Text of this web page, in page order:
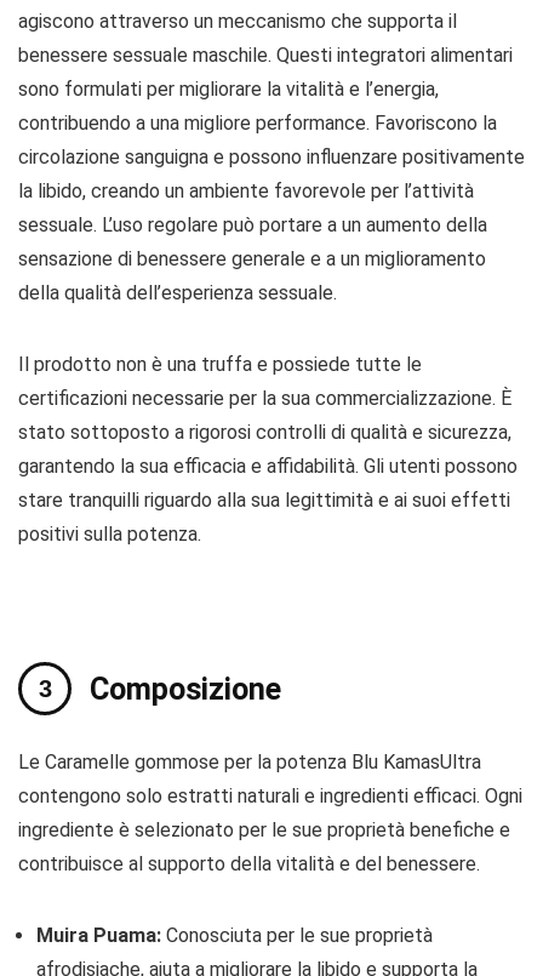
agiscono attraverso un meccanismo che supporta il
benessere sessuale maschile. Questi integratori alimentari
sono formulati per migliorare la vitalità e l’energia,
contribuendo a una migliore performance. Favoriscono la
circolazione sanguigna e possono influenzare positivamente
la libido, creando un ambiente favorevole per l’attività
sessuale. L’uso regolare può portare a un aumento della
sensazione di benessere generale e a un miglioramento
della qualità dell’esperienza sessuale.
Il prodotto non è una truffa e possiede tutte le
certificazioni necessarie per la sua commercializzazione. È
stato sottoposto a rigorosi controlli di qualità e sicurezza,
garantendo la sua efficacia e affidabilità. Gli utenti possono
stare tranquilli riguardo alla sua legittimità e ai suoi effetti
positivi sulla potenza.
Composizione
Le Caramelle gommose per la potenza Blu KamasUltra
contengono solo estratti naturali e ingredienti efficaci. Ogni
ingrediente è selezionato per le sue proprietà benefiche e
contribuisce al supporto della vitalità e del benessere.
Muira Puama: Conosciuta per le sue proprietà
afrodisiache, aiuta a migliorare la libido e supporta la